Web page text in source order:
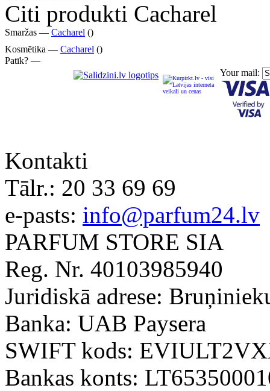
Citi produkti Cacharel
Smaržas — Cacharel ()
Kosmētika — Cacharel ()
Patīk? —
Your mail:
Kontakti
Tālr.: 20 33 69 69
e-pasts: info@parfum24.lv
PARFUM STORE SIA
Reg. Nr. 40103985940
Juridiskā adrese:
Banka: UAB Paysera
SWIFT kods:
Bankas konts: